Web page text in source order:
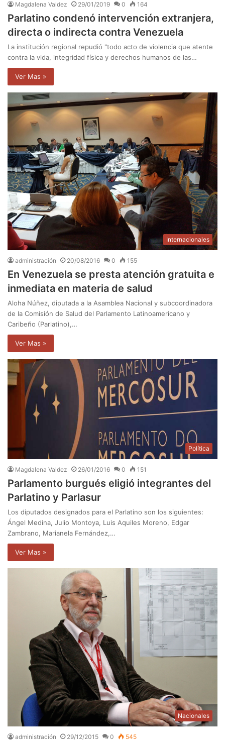
Magdalena Valdez 29/01/2019 0 164
Parlatino condenó intervención extranjera,
directa o indirecta contra Venezuela
La institución regional repudió "todo acto de violencia que atente
contra la vida, integridad física y derechos humanos de las…
Ver Mas »
Internacionales
administración 20/08/2016 0 155
En Venezuela se presta atención gratuita e
inmediata en materia de salud
Aloha Núñez, diputada a la Asamblea Nacional y subcoordinadora
de la Comisión de Salud del Parlamento Latinoamericano y
Caribeño (Parlatino),…
Ver Mas »
Política
Magdalena Valdez 26/01/2016 0 151
Parlamento burgués eligió integrantes del
Parlatino y Parlasur
Los diputados designados para el Parlatino son los siguientes:
Ángel Medina, Julio Montoya, Luis Aquiles Moreno, Edgar
Zambrano, Marianela Fernández,…
Ver Mas »
Nacionales
administración 29/12/2015 0 545